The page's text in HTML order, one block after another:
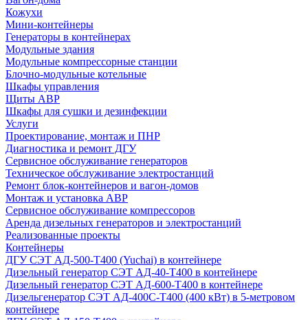
Кожухи
Мини-контейнеры
Генераторы в контейнерах
Модульные здания
Модульные компрессорные станции
Блочно-модульные котельные
Шкафы управления
Щиты АВР
Шкафы для сушки и дезинфекции
Услуги
Проектирование, монтаж и ПНР
Диагностика и ремонт ДГУ
Сервисное обслуживание генераторов
Техническое обслуживание электростанций
Ремонт блок-контейнеров и вагон-домов
Монтаж и установка АВР
Сервисное обслуживание компрессоров
Аренда дизельных генераторов и электростанций
Реализованные проекты
Контейнеры
ДГУ СЭТ АД-500-Т400 (Yuchai) в контейнере
Дизельный генератор СЭТ АД-40-Т400 в контейнере
Дизельный генератор СЭТ АД-600-Т400 в контейнере
Дизельгенератор СЭТ АД-400С-Т400 (400 кВт) в 5-метровом
контейнере